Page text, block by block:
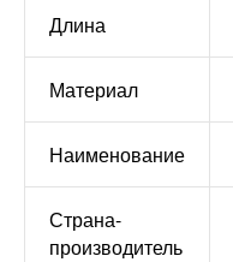
Длина
Материал
Наименование
Страна-
производитель